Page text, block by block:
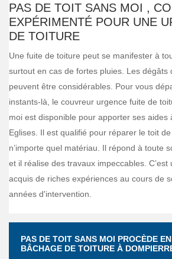
PAS DE TOIT SANS MOI ,
EXPÉRIMENTÉ POUR UNE
DE TOITURE
Une fuite de toiture peut se manifester à
surtout en cas de fortes pluies. Les dégâts
peuvent être considérables. Pour vous
instants-là, le couvreur urgence fuite de
moi est disponible pour apporter ses aides
Eglises. Il est qualifié pour réparer le toit
n’importe quel matériau. Il répond à toute
et il réalise des travaux impeccables.
acquis de riches expériences au cours de
années d'intervention.
PAS DE TOIT SANS MOI PROCÈDE
BÂCHAGE DE TOITURE À